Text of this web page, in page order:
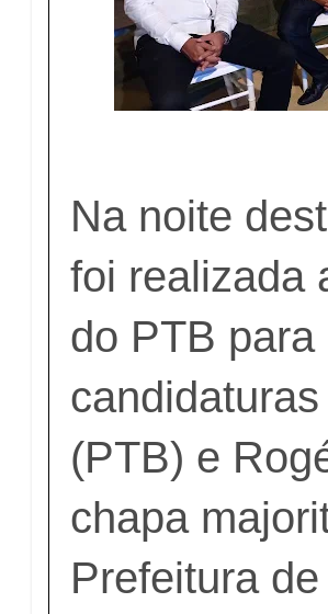
Na noite
foi realizada
do PTB
(PTB) e
chapa
Prefeitura